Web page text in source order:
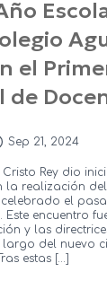
el
de
Sep 21, 2024
Rey dio
la realización del
el
Este encuentro
y las
del nuevo
estas […]